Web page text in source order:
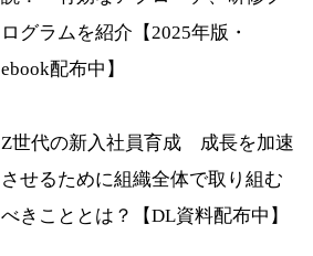
ログラムを紹介【2025年版・
ebook配布中】
Z世代の新入社員育成 成長を加速
させるために組織全体で取り組む
べきこととは？【DL資料配布中】